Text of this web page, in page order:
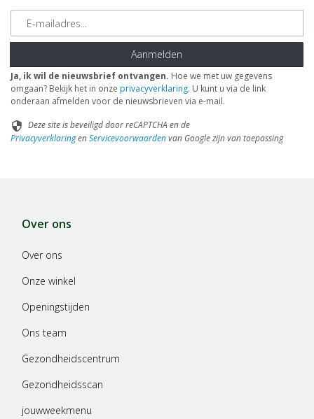
E-mailadres
Aanmelden
Ja, ik wil de nieuwsbrief ontvangen. Hoe we met uw gegevens
omgaan? Bekijk het in onze privacyverklaring. U kunt u via de link
onderaan afmelden voor de nieuwsbrieven via e-mail.
security Deze site is beveiligd door reCAPTCHA en de
PrivacyverklaringenServicevoorwaardenvan Google zijn van toepassing
Over ons
Over ons
Onze winkel
Openingstijden
Ons team
Gezondheidscentrum
Gezondheidsscan
jouwweekmenu